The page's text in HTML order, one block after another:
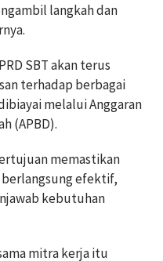
langkah dan
SBT akan terus
terhadap berbagai
melalui Anggaran
(APBD).
memastikan
berlangsung efektif,
kebutuhan
mitra kerja itu